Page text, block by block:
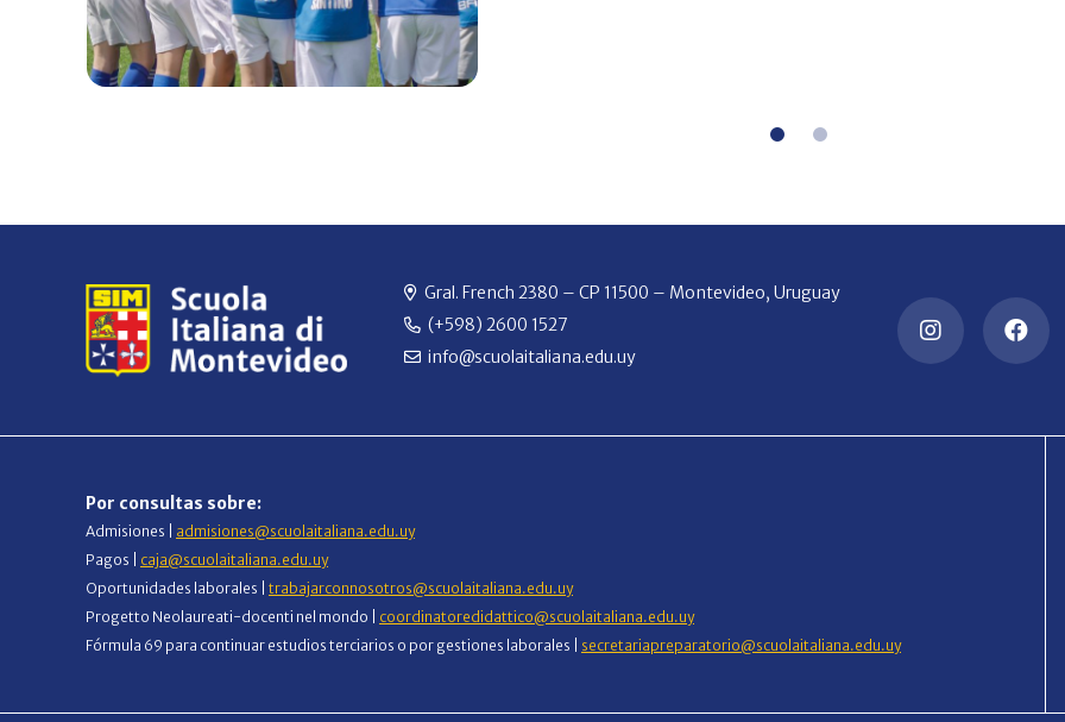
Gral. French 2380 – CP 11500 – Montevideo, Uruguay
(+598) 2600 1527
info@scuolaitaliana.edu.uy
Por consultas sobre:
Admisiones | admisiones@scuolaitaliana.edu.uy
Pagos | caja@scuolaitaliana.edu.uy
Oportunidades laborales | trabajarconnosotros@scuolaitaliana.edu.uy
Progetto Neolaureati-docenti nel mondo | coordinatoredidattico@scuolaitaliana.edu.uy
Fórmula 69 para continuar estudios terciarios o por gestiones laborales | secretariapreparatorio@scuolaitaliana.edu.uy